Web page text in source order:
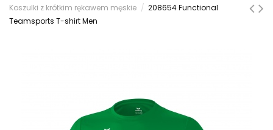
Koszulki z krótkim rękawem męskie
208654 Functional
Teamsports T-shirt Men